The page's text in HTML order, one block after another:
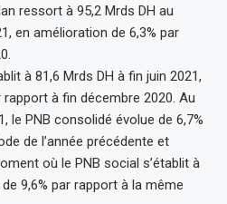
ressort à 95,2 Mrds DH au
en amélioration de 6,3% par
à 81,6 Mrds DH à fin juin 2021,
à fin décembre 2020. Au
le PNB consolidé évolue de 6,7%
de l’année précédente et
où le PNB social s’établit à
9,6% par rapport à la même